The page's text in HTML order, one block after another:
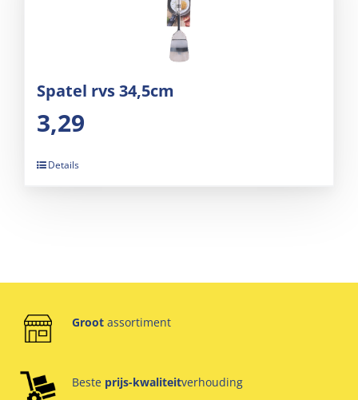
Spatel rvs 34,5cm
3,29
Details
Groot assortiment
Beste prijs-kwaliteitverhouding